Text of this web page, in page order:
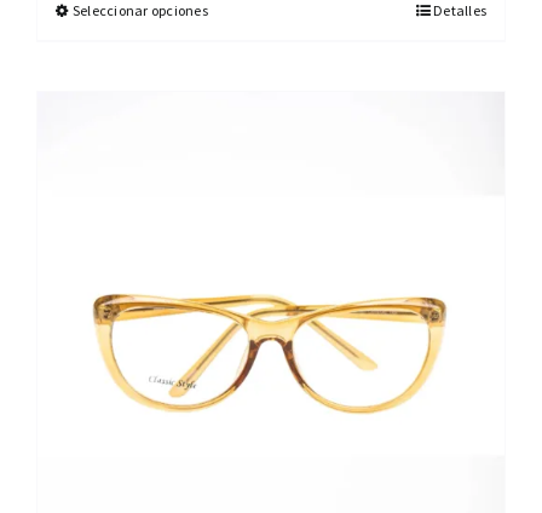
Seleccionar opciones Detalles